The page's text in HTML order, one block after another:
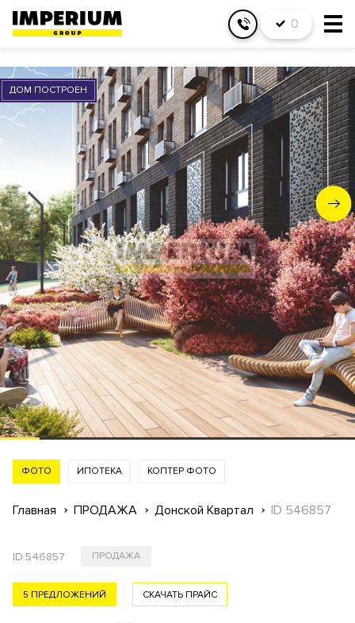
0
ДОМ ПОСТРОЕН
ФОТО ИПОТЕКА КОПТЕР ФОТО
Главная ПРОДАЖА Донской Квартал ID 546857
ID:546857 ПРОДАЖА
СКАЧАТЬ ПРАЙС
5 ПРЕДЛОЖЕНИЙ